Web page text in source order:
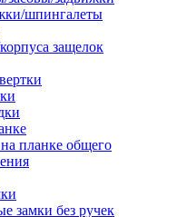
шпингалеты
защелок
планке общего
замки без ручек